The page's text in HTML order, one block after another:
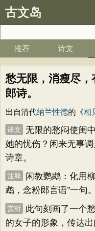
古文岛
推荐 诗文
愁无限，消瘦尽
郎诗。
出自清代纳兰性德的《相
译文
无限的愁闷使闺
她的忧伤？闲来无事
诗章。
注释
闲教鹦鹉：化用
鹉，念粉郎言语”一句。
赏析
此句刻画了一个
的女子的形象，传达